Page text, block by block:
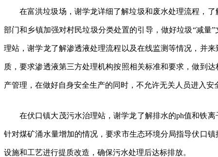
在富洪垃圾场，谢学龙详细了解垃圾和废水处理流程，
部门和乡镇加强对村民垃圾分类处置的引导，做好垃圾“减量
理站，谢学龙了解渗透液处理流程以及在线监测等情况，并
质，要求渗透液第三方处理机构按照相关标准和要求，做到
产管理，在做好自身安全生产的同时，不允许无关人员进入安
在伏口镇大茂污水治理站，谢学龙了解排水的ph值和铁
针对煤矿涌水量增加的情况，要求市生态环境分局指导伏口
设施和工艺进行提质改造，确保污水处理后达标排放。